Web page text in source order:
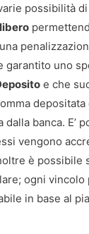
possibilità
garantito uno
e che
banca. E’
vengono
è possibile
ogni
in base al